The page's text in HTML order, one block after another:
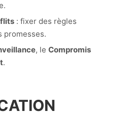
: fixer des règles
promesses.
, le Compromis
.